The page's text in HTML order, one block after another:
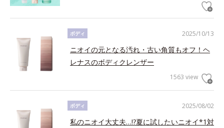
2025/10/13
ボディ
ニオイの元となる汚れ・古い角質もオフ！ヘ
レナスのボディクレンザー
1563 view
2025/08/02
ボディ
私のニオイ大丈夫…!?夏に試したいニオイ*1対